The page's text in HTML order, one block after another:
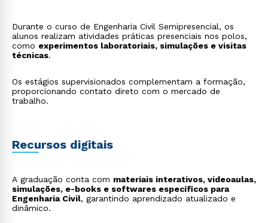
Durante o curso de Engenharia Civil Semipresencial, os
alunos realizam atividades práticas presenciais nos polos,
como experimentos laboratoriais, simulações e visitas
técnicas.
Os estágios supervisionados complementam a formação,
proporcionando contato direto com o mercado de
trabalho.
Recursos digitais
A graduação conta com materiais interativos, videoaulas,
simulações, e-books e softwares específicos para
Engenharia Civil, garantindo aprendizado atualizado e
dinâmico.